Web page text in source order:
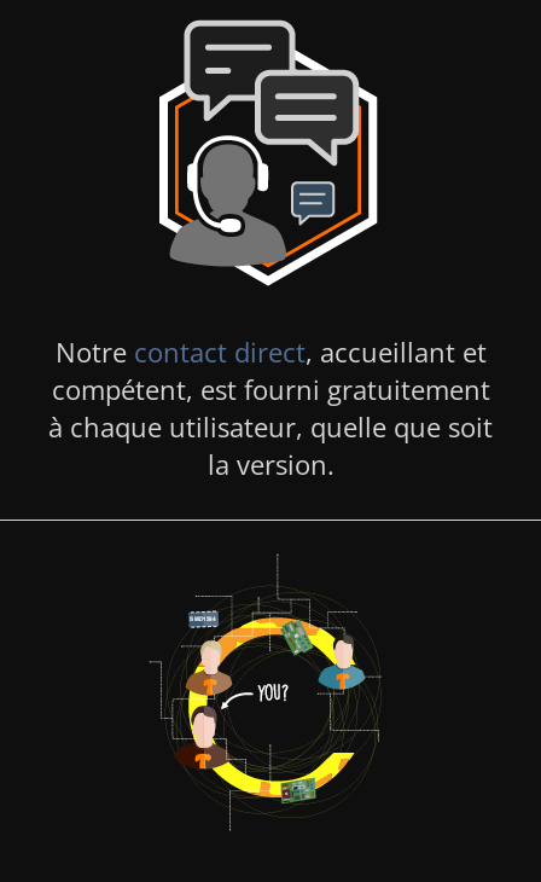
Notre contact direct, accueillant et
compétent, est fourni gratuitement
à chaque utilisateur, quelle que soit
la version.